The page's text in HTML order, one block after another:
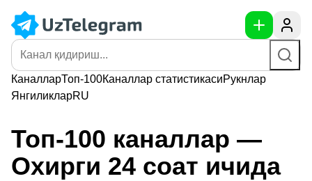
КаналларТоп-100Каналлар статистикасиРукнлар
ЯнгиликларRU
Топ-100 каналлар —
Охирги 24 соат ичида